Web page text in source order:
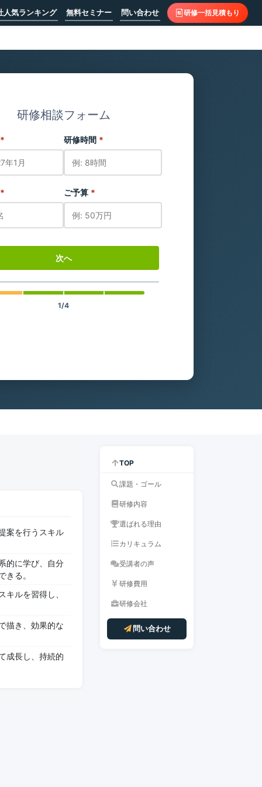
人気ランキング 無料セミナー 問い合わせ 研修一括見積もり
研修相談フォーム
* 研修時間 *
* ご予算 *
次へ
1/4
案を行うスキル
的に学び、自分
きる。
ルを習得し、
描き、効果的な
成長し、持続的
TOP
課題・ゴール
研修内容
選ばれる理由
カリキュラム
受講者の声
研修費用
研修会社
問い合わせ